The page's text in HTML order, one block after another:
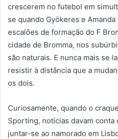
crescerem no futebol em
se quando Gyökeres e
escalões de formação do F
cidade de Bromma, nos
são naturais. E nunca mais se
resistir à distância que a
os dois.
Curiosamente, quando o
Sporting, notícias davam conta
juntar-se ao namorado em